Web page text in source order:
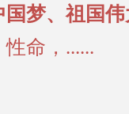
梦、祖国
性命，......